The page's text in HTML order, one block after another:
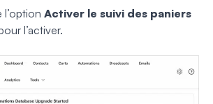
Activer le suivi des paniers
l’activer.